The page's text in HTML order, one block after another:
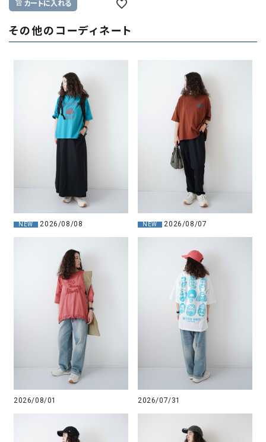
カートに入れる
その他のコーディネート
NEW 2026/08/08 NEW 2026/08/07
2026/08/01 2026/07/31